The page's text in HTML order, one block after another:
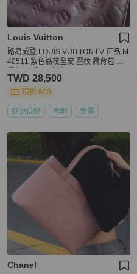
Louis Vuitton
路易威登 LOUIS VUITTON LV 正品 M
40511 紫色荔枝全皮 壓紋 肩背包 手
TWD 28,500
現折 800
狀況良好 本地 免運
Chanel